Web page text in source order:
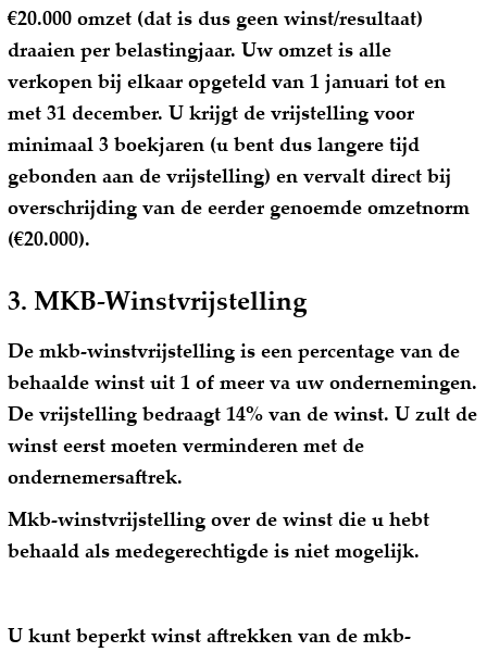
€20.000 omzet (dat is dus geen winst/resultaat)
draaien per belastingjaar. Uw omzet is alle
verkopen bij elkaar opgeteld van 1 januari tot en
met 31 december. U krijgt de vrijstelling voor
minimaal 3 boekjaren (u bent dus langere tijd
gebonden aan de vrijstelling) en vervalt direct bij
overschrijding van de eerder genoemde omzetnorm
(€20.000).
3. MKB-Winstvrijstelling
De mkb-winstvrijstelling is een percentage van de
behaalde winst uit 1 of meer va uw ondernemingen.
De vrijstelling bedraagt 14% van de winst. U zult de
winst eerst moeten verminderen met de
ondernemersaftrek.
Mkb-winstvrijstelling over de winst die u hebt
behaald als medegerechtigde is niet mogelijk.
U kunt beperkt winst aftrekken van de mkb-